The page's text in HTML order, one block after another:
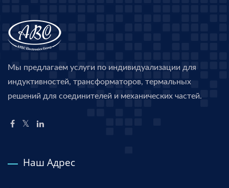
Мы предлагаем услуги по индивидуализации для
индуктивностей, трансформаторов, термальных
решений для соединителей и механических частей.
Наш Адрес